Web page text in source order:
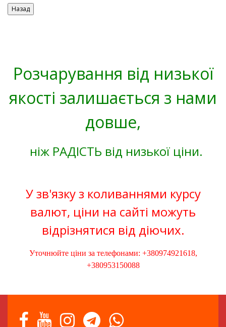
Розчарування від низької
якості залишається з нами
довше,
ніж РАДІСТЬ від низької ціни.
У зв'язку з коливаннями курсу
валют, ціни на сайті можуть
відрізнятися від діючих.
Уточнюйте ціни за телефонами: +380974921618,
+380953150088